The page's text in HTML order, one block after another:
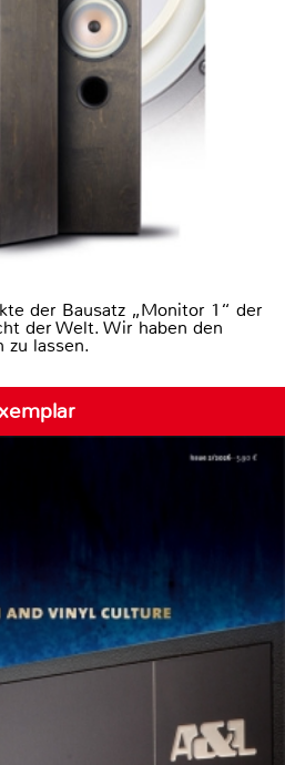
der Bausatz „Monitor 1“ der
der Welt. Wir haben den
zu lassen.